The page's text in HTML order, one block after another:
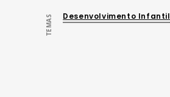
TEMAS Desenvolvimento Infantil